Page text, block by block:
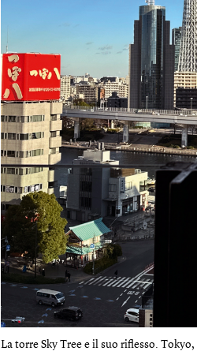
La torre Sky Tree e il suo riflesso. Tokyo,